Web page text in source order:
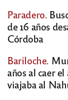
Paradero.
de 16 años
Córdoba
Bariloche.
años al caer
viajaba al